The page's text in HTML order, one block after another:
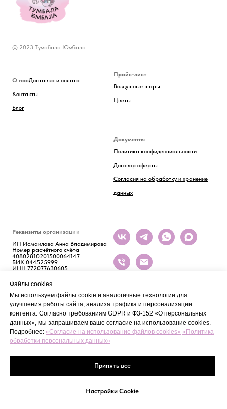
Файлы cookies
Мы используем файлы cookie и аналогичные технологии для
улучшения работы сайта, анализа трафика и персонализации
контента. Согласно требованиям GDPR и Ф3-152 «О персональных
данных», мы запрашиваем ваше согласие на использование cookies.
Подробнее: «Согласие на использование файлов cookies» «Политика
обработки персональных данных»
Принять все
Настройки Cookie
© 2023 Тумабала Юмбала
О насДоставка и оплата
Контакты
Блог
Прайс-лист
Воздушные шары
Цветы
Документы
Политика конфиденциальности
Договор оферты
Согласия на обработку и хранение
данных
Реквизиты организации
ИП Исмаилова Анна Владимирова
Номер расчётного счёта
40802810201500064147
БИК 044525999
ИНН 772077630605